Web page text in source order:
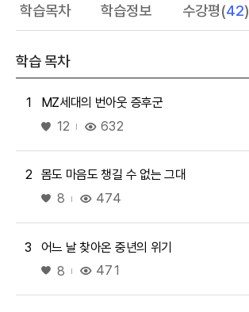
학습목차 학습정보 수강평(42)
학습 목차
1
MZ세대의 번아웃 증후군
좋아요
12 632
2
몸도 마음도 챙길 수 없는 그대
좋아요
8 474
3
어느 날 찾아온 중년의 위기
좋아요
8 471